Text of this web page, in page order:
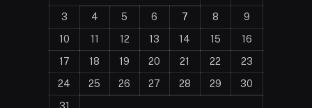
3
4 5 6 7 8
9
10
11 12 13 14 15
16
17
18 19 20 21 22
23
24
25 26 27 28 29
30